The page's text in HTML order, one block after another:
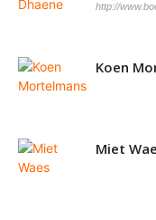
http://
Koen
Miet